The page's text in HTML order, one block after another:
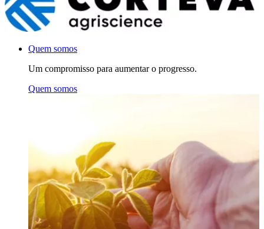
Quem somos
Um compromisso para aumentar o progresso.
Quem somos